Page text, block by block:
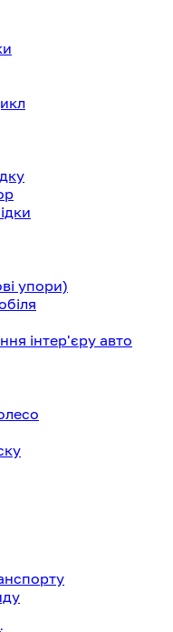
упори)
інтер'єру авто